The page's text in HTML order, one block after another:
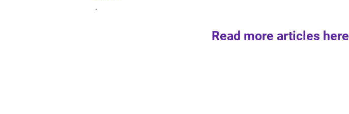
.
Read more articles here